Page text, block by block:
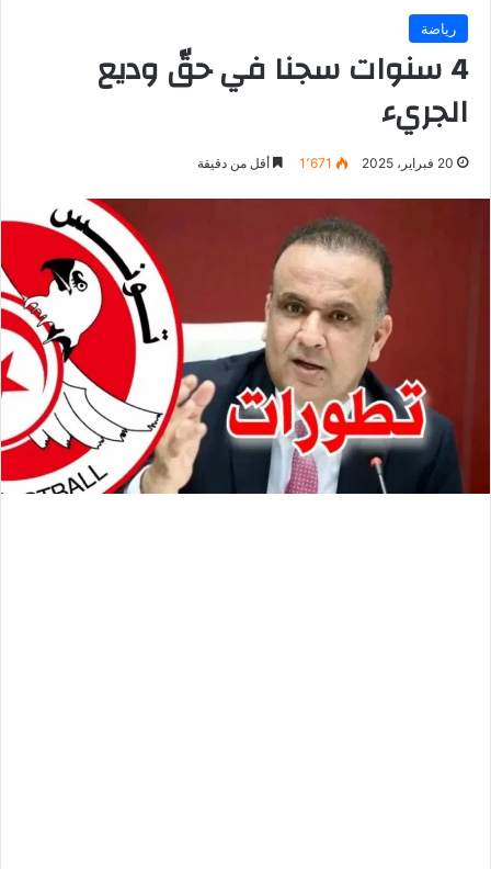
رياضة
4 سنوات سجنا في حقّ وديع
الجريء
20 فبراير، 2025 1٬671 أقل من دقيقة